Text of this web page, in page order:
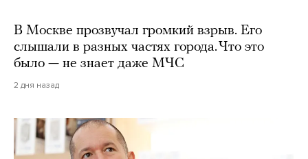
В Москве прозвучал громкий взрыв. Его
слышали в разных частях города. Что это
было — не знает даже МЧС
2 дня назад